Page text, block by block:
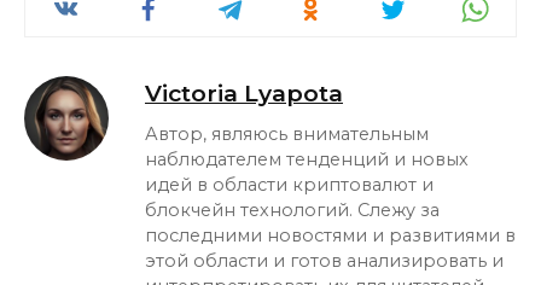
Victoria Lyapota
Автор, являюсь внимательным
наблюдателем тенденций и новых
идей в области криптовалют и
блокчейн технологий. Слежу за
последними новостями и развитиями в
этой области и готов анализировать и